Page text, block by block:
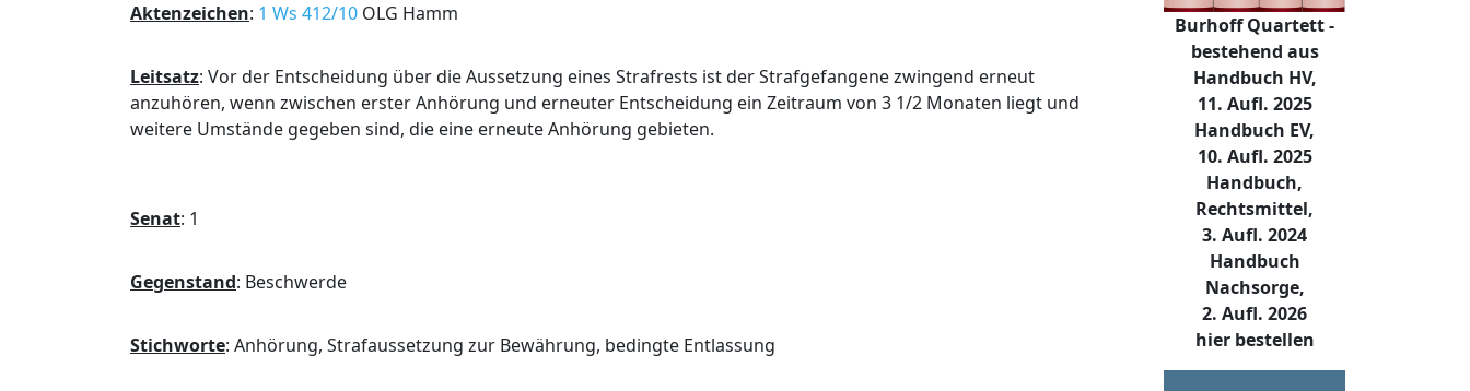
Aktenzeichen: 1 Ws 412/10 OLG Hamm
Leitsatz: Vor der Entscheidung über die Aussetzung eines Strafrests ist der Strafgefangene zwingend erneut
anzuhören, wenn zwischen erster Anhörung und erneuter Entscheidung ein Zeitraum von 3 1/2 Monaten liegt und
weitere Umstände gegeben sind, die eine erneute Anhörung gebieten.
Senat: 1
Gegenstand: Beschwerde
Stichworte: Anhörung, Strafaussetzung zur Bewährung, bedingte Entlassung
Burhoff Quartett -
bestehend aus
Handbuch HV,
11. Aufl. 2025
Handbuch EV,
10. Aufl. 2025
Handbuch,
Rechtsmittel,
3. Aufl. 2024
Handbuch
Nachsorge,
2. Aufl. 2026
hier bestellen